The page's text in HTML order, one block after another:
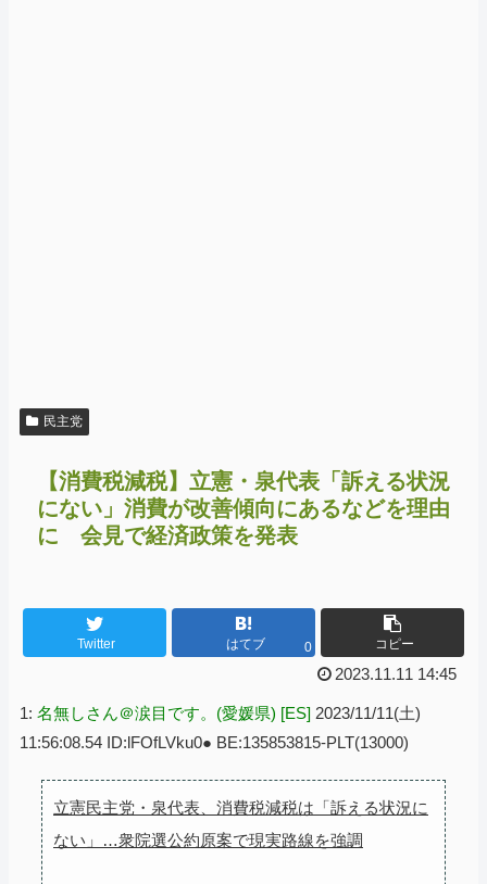
民主党
【消費税減税】立憲・泉代表「訴える状況
にない」消費が改善傾向にあるなどを理由
に 会見で経済政策を発表
Twitter はてブ 0 コピー
2023.11.11 14:45
1: 名無しさん＠涙目です。(愛媛県) [ES] 2023/11/11(土)
11:56:08.54 ID:lFOfLVku0● BE:135853815-PLT(13000)
立憲民主党・泉代表、消費税減税は「訴える状況に
ない」…衆院選公約原案で現実路線を強調